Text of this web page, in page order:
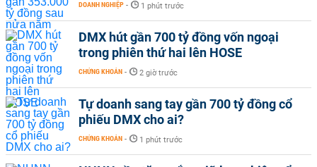
DOANH NGHIỆP - 1 phút trước
DMX hút gần 700 tỷ đồng vốn ngoại
trong phiên thứ hai lên HOSE
CHỨNG KHOÁN - 2 giờ trước
Tự doanh sang tay gần 700 tỷ đồng cổ
phiếu DMX cho ai?
CHỨNG KHOÁN - 1 phút trước